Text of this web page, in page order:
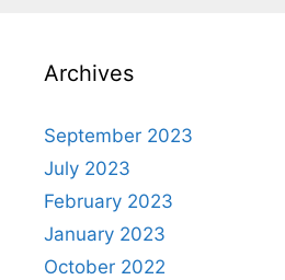
Archives
September 2023
July 2023
February 2023
January 2023
October 2022